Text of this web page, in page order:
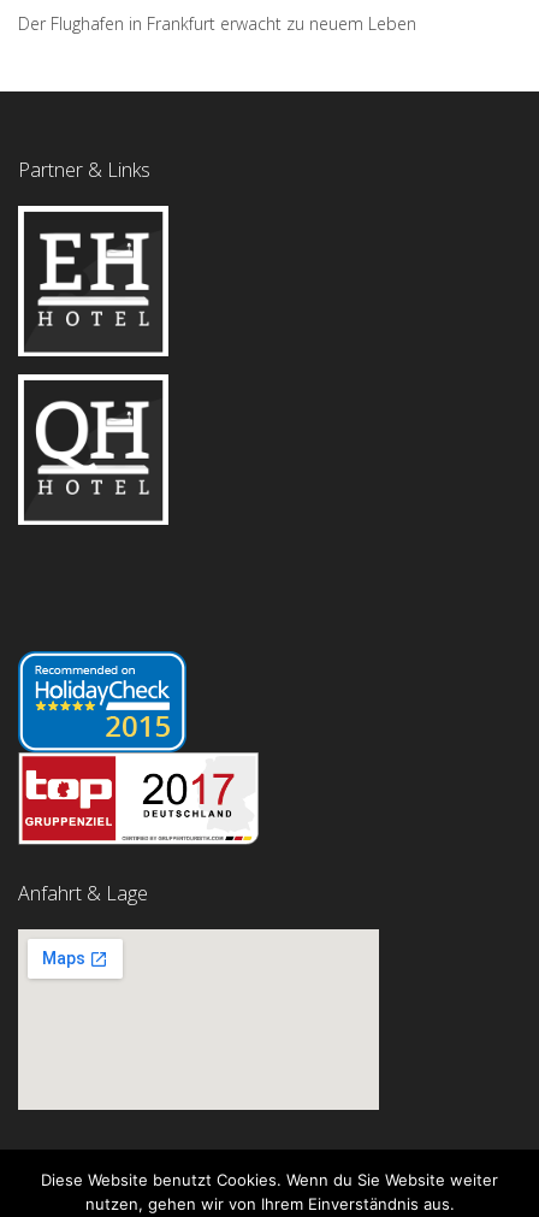
Der Flughafen in Frankfurt erwacht zu neuem Leben
Partner & Links
Anfahrt & Lage
Diese Website benutzt Cookies. Wenn du Sie Website weiter
nutzen, gehen wir von Ihrem Einverständnis aus.